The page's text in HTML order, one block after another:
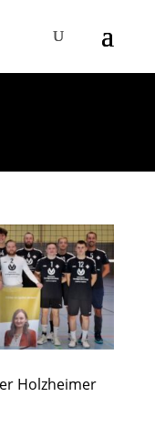
Holzheimer